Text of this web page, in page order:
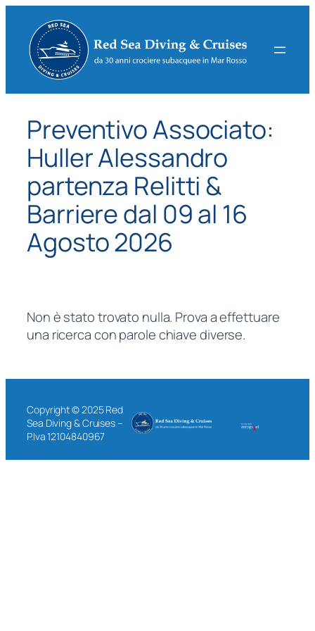
contenuto
Preventivo Associato:
Huller Alessandro
partenza Relitti &
Barriere dal 09 al 16
Agosto 2026
Non è stato trovato nulla. Prova a effettuare
una ricerca con parole chiave diverse.
Copyright © 2025 Red
Sea Diving & Cruises –
P.Iva 12104840967